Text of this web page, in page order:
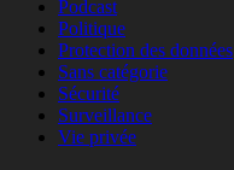
Podcast
Politique
Protection des données
Sans catégorie
Sécurité
Surveillance
Vie privée